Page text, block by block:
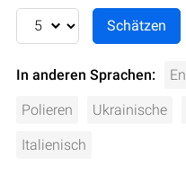
In anderen Sprachen:
Polieren Ukrainische
Italienisch